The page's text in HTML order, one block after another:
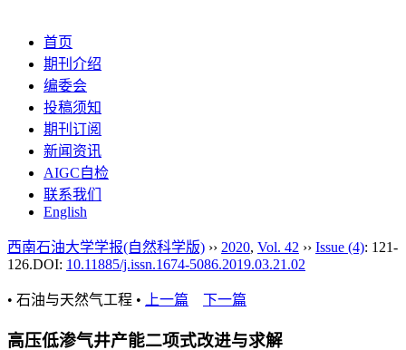
首页
期刊介绍
编委会
投稿须知
期刊订阅
新闻资讯
AIGC自检
联系我们
English
西南石油大学学报(自然科学版) ›› 2020, Vol. 42 ›› Issue (4): 121-
126.DOI: 10.11885/j.issn.1674-5086.2019.03.21.02
• 石油与天然气工程 • 上一篇 下一篇
高压低渗气井产能二项式改进与求解